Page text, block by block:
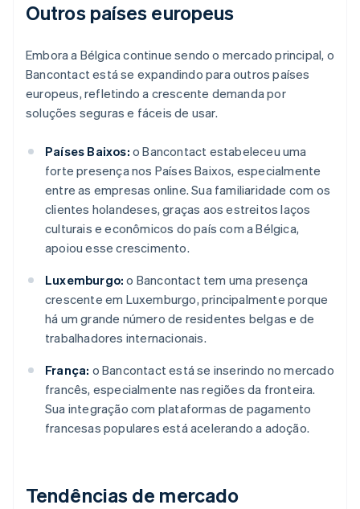
Outros países europeus
Embora a Bélgica continue sendo o mercado principal, o
Bancontact está se expandindo para outros países
europeus, refletindo a crescente demanda por
soluções seguras e fáceis de usar.
Países Baixos: o Bancontact estabeleceu uma
forte presença nos Países Baixos, especialmente
entre as empresas online. Sua familiaridade com os
clientes holandeses, graças aos estreitos laços
culturais e econômicos do país com a Bélgica,
apoiou esse crescimento.
Luxemburgo: o Bancontact tem uma presença
crescente em Luxemburgo, principalmente porque
há um grande número de residentes belgas e de
trabalhadores internacionais.
França: o Bancontact está se inserindo no mercado
francês, especialmente nas regiões da fronteira.
Sua integração com plataformas de pagamento
francesas populares está acelerando a adoção.
Tendências de mercado